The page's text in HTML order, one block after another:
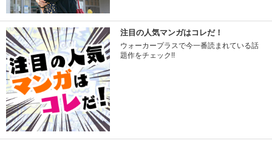
注目の人気マンガはコレだ！
ウォーカープラスで今一番読まれている話
題作をチェック!!